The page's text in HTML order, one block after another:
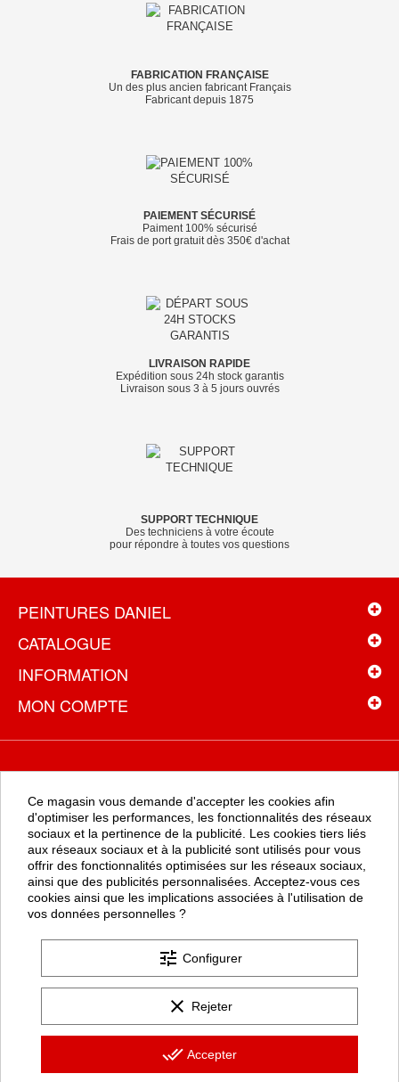
FABRICATION FRANÇAISE
Un des plus ancien fabricant Français
Fabricant depuis 1875
PAIEMENT SÉCURISÉ
Paiment 100% sécurisé
Frais de port gratuit dès 350€ d'achat
LIVRAISON RAPIDE
Expédition sous 24h stock garantis
Livraison sous 3 à 5 jours ouvrés
SUPPORT TECHNIQUE
Des techniciens à votre écoute
pour répondre à toutes vos questions
PEINTURES DANIEL
CATALOGUE
INFORMATION
MON COMPTE
Recevez toutes les promotions en exclusivité en vous inscrivant à
la newsletter
OK
Les formulaires de ce site sont protégés par google Recaptcha (
politique de confidentialitéetconditions d'utilisation).
+12.500 AVIS CLIENTS
Ce magasin vous demande d'accepter les cookies afin
d'optimiser les performances, les fonctionnalités des réseaux
sociaux et la pertinence de la publicité. Les cookies tiers liés
aux réseaux sociaux et à la publicité sont utilisés pour vous
offrir des fonctionnalités optimisées sur les réseaux sociaux,
ainsi que des publicités personnalisées. Acceptez-vous ces
cookies ainsi que les implications associées à l'utilisation de
vos données personnelles ?
tune Configurer
clear Rejeter
done_all Accepter